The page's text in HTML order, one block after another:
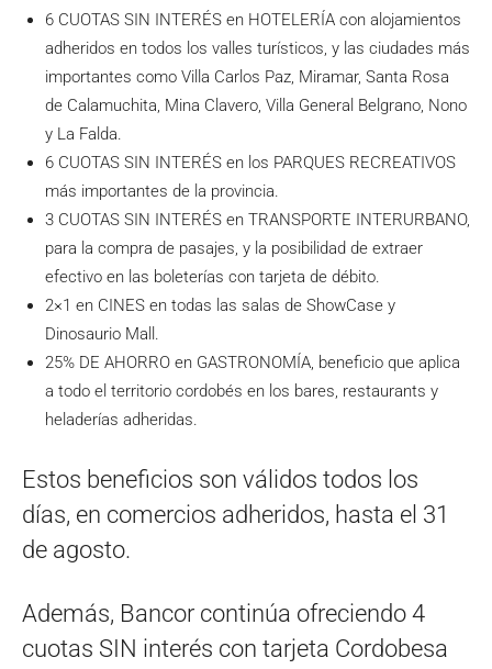
6 CUOTAS SIN INTERÉS en HOTELERÍA con alojamientos
adheridos en todos los valles turísticos, y las ciudades más
importantes como Villa Carlos Paz, Miramar, Santa Rosa
de Calamuchita, Mina Clavero, Villa General Belgrano, Nono
y La Falda.
6 CUOTAS SIN INTERÉS en los PARQUES RECREATIVOS
más importantes de la provincia.
3 CUOTAS SIN INTERÉS en TRANSPORTE INTERURBANO,
para la compra de pasajes, y la posibilidad de extraer
efectivo en las boleterías con tarjeta de débito.
2×1 en CINES en todas las salas de ShowCase y
Dinosaurio Mall.
25% DE AHORRO en GASTRONOMÍA, beneficio que aplica
a todo el territorio cordobés en los bares, restaurants y
heladerías adheridas.
Estos beneficios son válidos todos los
días, en comercios adheridos, hasta el 31
de agosto.
Además, Bancor continúa ofreciendo 4
cuotas SIN interés con tarjeta Cordobesa